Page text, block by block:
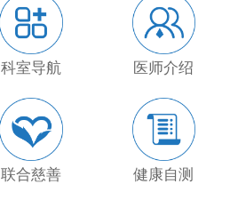
科室导航 医师介绍
联合慈善 健康自测